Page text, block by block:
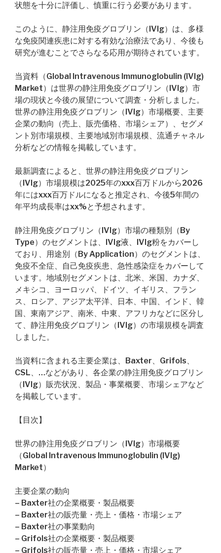
状態を十分に評価し、慎重に行う必要があります。
このように、静注用免疫グロブリン（IVIg）は、多様
な免疫関連疾患に対する有効な治療法であり、今後も
研究が進むことでさらなる応用が期待されています。
当資料（Global Intravenous Immunoglobulin (IVIg)
Market）は世界の静注用免疫グロブリン（IVIg）市
場の現状と今後の展望について調査・分析しました。
世界の静注用免疫グロブリン（IVIg）市場概要、主要
企業の動向（売上、販売価格、市場シェア）、セグメ
ント別市場規模、主要地域別市場規模、流通チャネル
分析などの情報を掲載しています。
最新調査によると、世界の静注用免疫グロブリン
（IVIg）市場規模は2025年のxxx百万ドルから2026
年にはxxx百万ドルになると推定され、今後5年間の
年平均成長率はxx%と予想されます。
静注用免疫グロブリン（IVIg）市場の種類別（By
Type）のセグメントは、IVIg液、IVIg粉をカバーし
ており、用途別（By Application）のセグメントは、
免疫不全症、自己免疫疾患、急性感染症をカバーして
います。地域別セグメントは、北米、米国、カナダ、
メキシコ、ヨーロッパ、ドイツ、イギリス、フラン
ス、ロシア、アジア太平洋、日本、中国、インド、韓
国、東南アジア、南米、中東、アフリカなどに区分し
て、静注用免疫グロブリン（IVIg）の市場規模を調査
しました。
当資料に含まれる主要企業は、Baxter、Grifols、
CSL、…などがあり、各企業の静注用免疫グロブリン
（IVIg）販売状況、製品・事業概要、市場シェアなど
を掲載しています。
【目次】
世界の静注用免疫グロブリン（IVIg）市場概要
（Global Intravenous Immunoglobulin (IVIg)
Market）
主要企業の動向
– Baxter社の企業概要・製品概要
– Baxter社の販売量・売上・価格・市場シェア
– Baxter社の事業動向
– Grifols社の企業概要・製品概要
– Grifols社の販売量・売上・価格・市場シェア